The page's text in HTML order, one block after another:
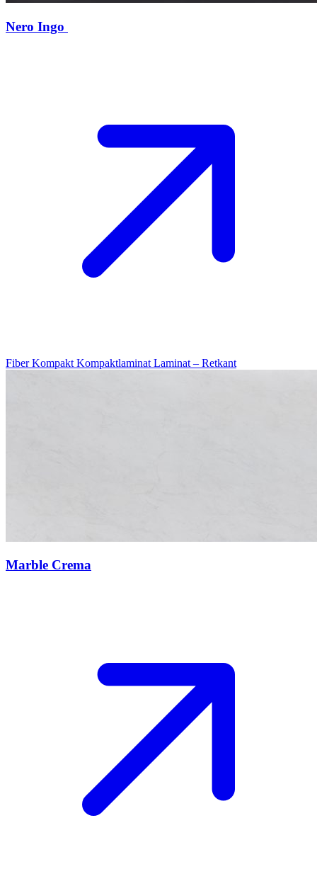
Nero Ingo
Fiber Kompakt Kompaktlaminat Laminat – Retkant
Marble Crema